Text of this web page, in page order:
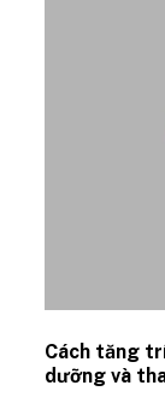
Cách tăng
dưỡng và